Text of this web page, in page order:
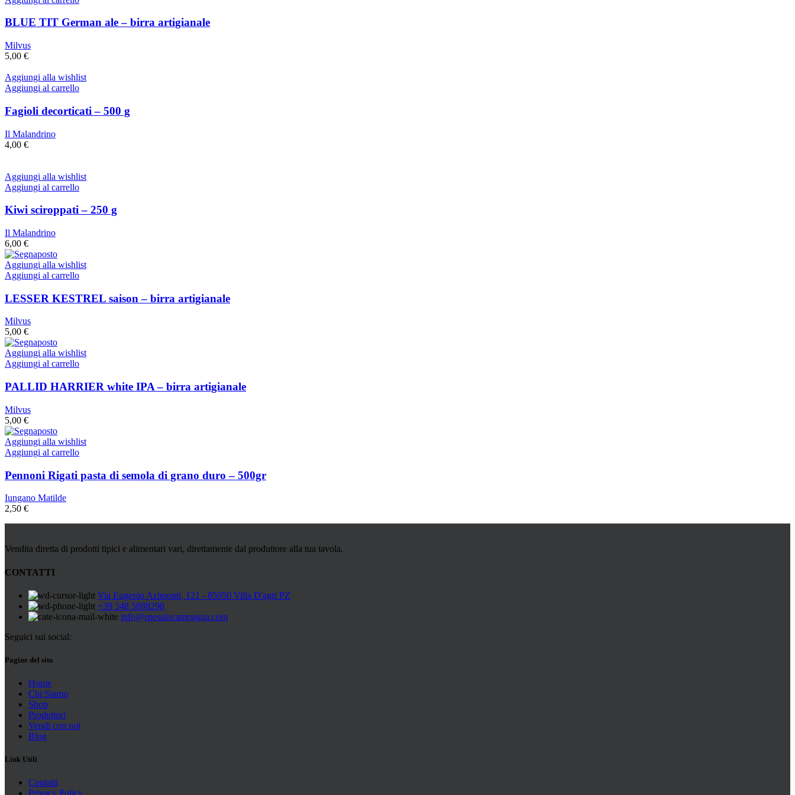
BLUE TIT German ale – birra artigianale
Milvus
5,00 €
Aggiungi alla wishlist
Aggiungi al carrello
Fagioli decorticati – 500 g
Il Malandrino
4,00 €
Aggiungi alla wishlist
Aggiungi al carrello
Kiwi sciroppati – 250 g
Il Malandrino
6,00 €
Aggiungi alla wishlist
Aggiungi al carrello
LESSER KESTREL saison – birra artigianale
Milvus
5,00 €
Aggiungi alla wishlist
Aggiungi al carrello
PALLID HARRIER white IPA – birra artigianale
Milvus
5,00 €
Aggiungi alla wishlist
Aggiungi al carrello
Pennoni Rigati pasta di semola di grano duro – 500gr
Iungano Matilde
2,50 €
Vendita diretta di prodotti tipici e alimentari vari, direttamente dal produttore alla tua tavola.
CONTATTI
Via Eugenio Azimonti, 121 - 85050 Villa D'agri PZ
+39 348 5888298
info@spesaincampagna.com
Seguici sui social:
Pagine del sito
Home
Chi Siamo
Shop
Produttori
Vendi con noi
Blog
Link Utili
Contatti